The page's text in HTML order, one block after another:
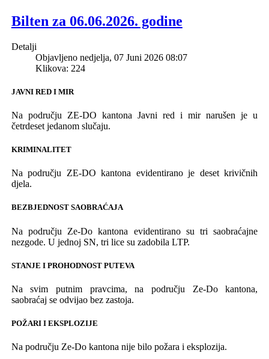
Bilten za 06.06.2026. godine
Detalji
Objavljeno nedjelja, 07 Juni 2026 08:07
Klikova: 224
JAVNI RED I MIR
Na području ZE-DO kantona Javni red i mir narušen je u
četrdeset jedanom slučaju.
KRIMINALITET
Na području ZE-DO kantona evidentirano je deset krivičnih
djela.
BEZBJEDNOST SAOBRAĆAJA
Na području Ze-Do kantona evidentirano su tri saobraćajne
nezgode. U jednoj SN, tri lice su zadobila LTP.
STANJE I PROHODNOST PUTEVA
Na svim putnim pravcima, na području Ze-Do kantona,
saobraćaj se odvijao bez zastoja.
POŽARI I EKSPLOZIJE
Na području Ze-Do kantona nije bilo požara i eksplozija.